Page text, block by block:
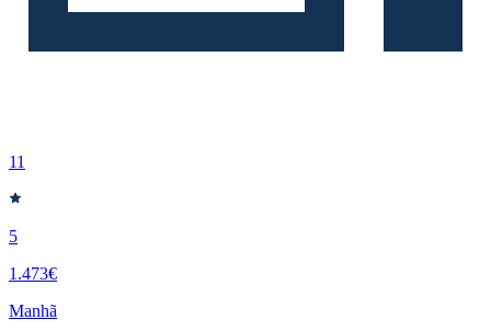
11
5
1.473€
Manhã